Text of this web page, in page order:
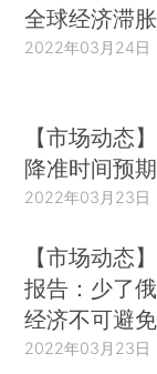
全球经济滞
2022年03月24日
【市场动态
降准时间预
2022年03月23日
【市场动态
报告：少了
经济不可避
2022年03月23日